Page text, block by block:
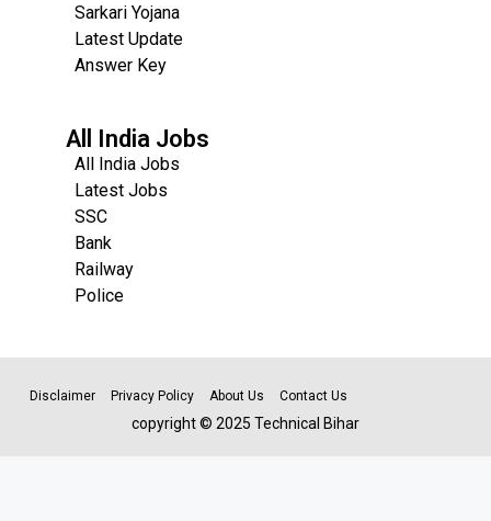
Sarkari Yojana
Latest Update
Answer Key
All India Jobs
All India Jobs
Latest Jobs
SSC
Bank
Railway
Police
Disclaimer Privacy Policy About Us Contact Us
copyright © 2025 Technical Bihar